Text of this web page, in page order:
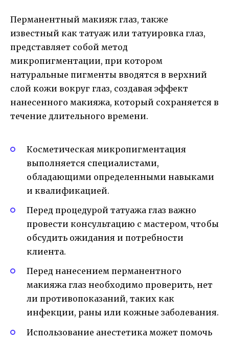
Перманентный макияж глаз, также
известный как татуаж или татуировка глаз,
представляет собой метод
микропигментации, при котором
натуральные пигменты вводятся в верхний
слой кожи вокруг глаз, создавая эффект
нанесенного макияжа, который сохраняется в
течение длительного времени.
Косметическая микропигментация
выполняется специалистами,
обладающими определенными навыками
и квалификацией.
Перед процедурой татуажа глаз важно
провести консультацию с мастером, чтобы
обсудить ожидания и потребности
клиента.
Перед нанесением перманентного
макияжа глаз необходимо проверить, нет
ли противопоказаний, таких как
инфекции, раны или кожные заболевания.
Использование анестетика может помочь